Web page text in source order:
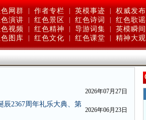
网群 作者专栏 英模事迹 权威发布
演讲 红色景区 红色诗词 红色歌谣
视频 红色精神 导游词集 英模瞬间
图库 红色文化 红色课堂 精神大观
2026年07月27日
2367周年礼乐大典、第
2026年06月23日